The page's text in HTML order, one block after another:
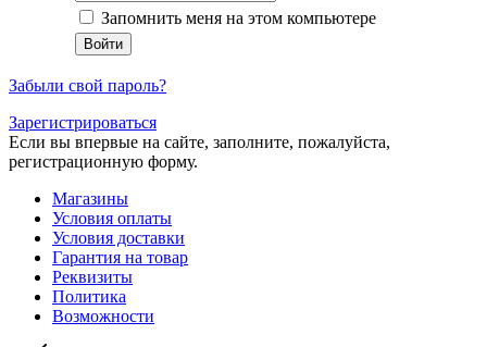
Запомнить меня на этом компьютере
Забыли свой пароль?
Зарегистрироваться
Если вы впервые на сайте, заполните, пожалуйста,
регистрационную форму.
Магазины
Условия оплаты
Условия доставки
Гарантия на товар
Реквизиты
Политика
Возможности